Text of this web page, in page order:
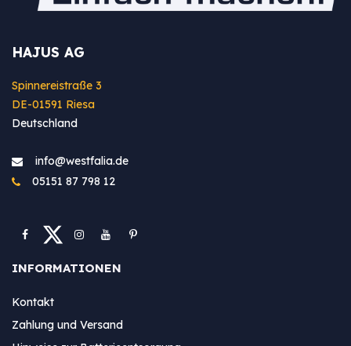
HAJUS AG
Spinnereistraße 3
DE-01591 Riesa
Deutschland
info@westfa​lia.de
05151 87 798 12
INFORMATIONEN
Kontakt
Zahlung und Versand